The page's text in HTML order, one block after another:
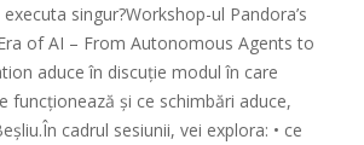
singur?Workshop-ul Pandora’s
of AI – From Autonomous Agents to
aduce în discuție modul în care
funcționează și ce schimbări aduce,
cadrul sesiunii, vei explora: • ce